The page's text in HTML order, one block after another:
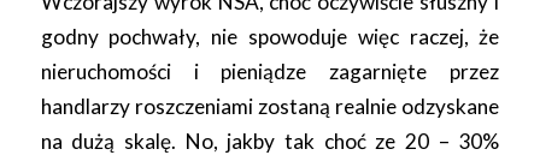
godny pochwały, nie spowoduje więc raczej, że
nieruchomości i pieniądze zagarnięte przez
handlarzy roszczeniami zostaną realnie odzyskane
na dużą skalę. No, jakby tak choć ze 20 – 30%